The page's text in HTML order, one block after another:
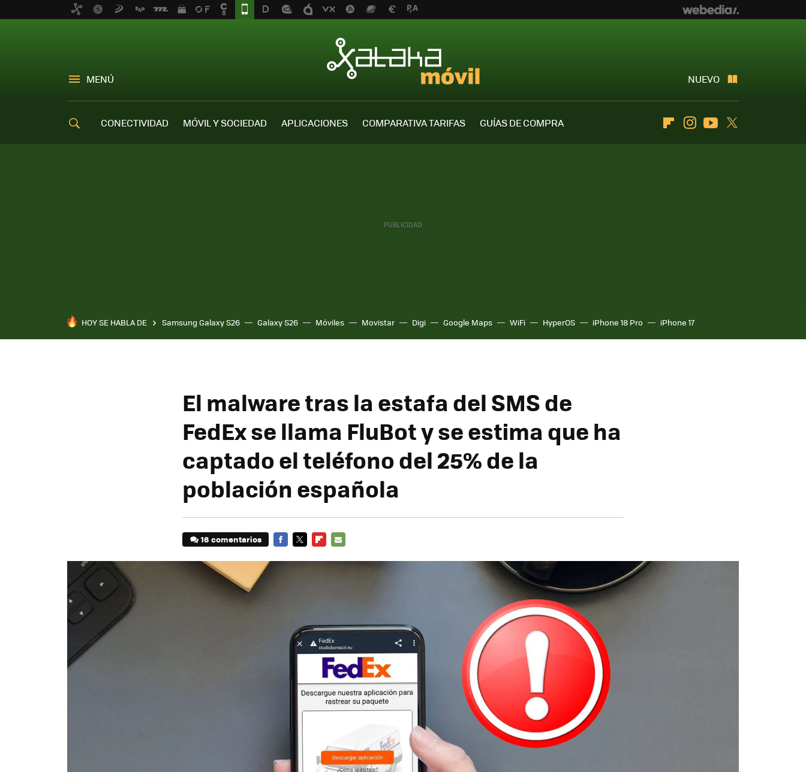
MENÚ NUEVO
CONECTIVIDAD MÓVIL Y SOCIEDAD APLICACIONES COMPARATIVA TARIFAS
GUÍAS DE COMPRA
FlipboardInstagramYoutube
HOY SE HABLA DE Samsung Galaxy S26 Galaxy S26 Móviles Movistar Digi Google Maps WiFi HyperOS iPhone 18 Pro iPhone 17
El malware tras la estafa del SMS de
FedEx se llama FluBot y se estima que ha
captado el teléfono del 25% de la
población española
16 comentarios